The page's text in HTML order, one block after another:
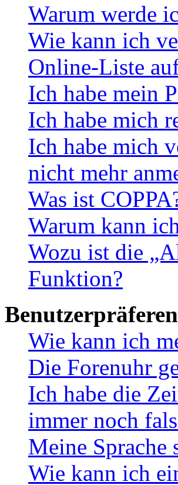
Warum werde
Wie kann ich
Online-Liste
Ich habe mein
Ich habe mich
Ich habe mich
nicht mehr
Was ist
Warum kann
Wozu ist die
Funktion?
Wie kann ich
Die Forenuhr
Ich habe die
immer noch
Meine Sprache
Wie kann ich